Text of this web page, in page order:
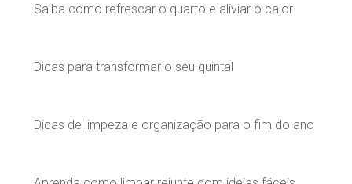
Saiba como refrescar o quarto e aliviar o calor
Dicas para transformar o seu quintal
Dicas de limpeza e organização para o fim do ano